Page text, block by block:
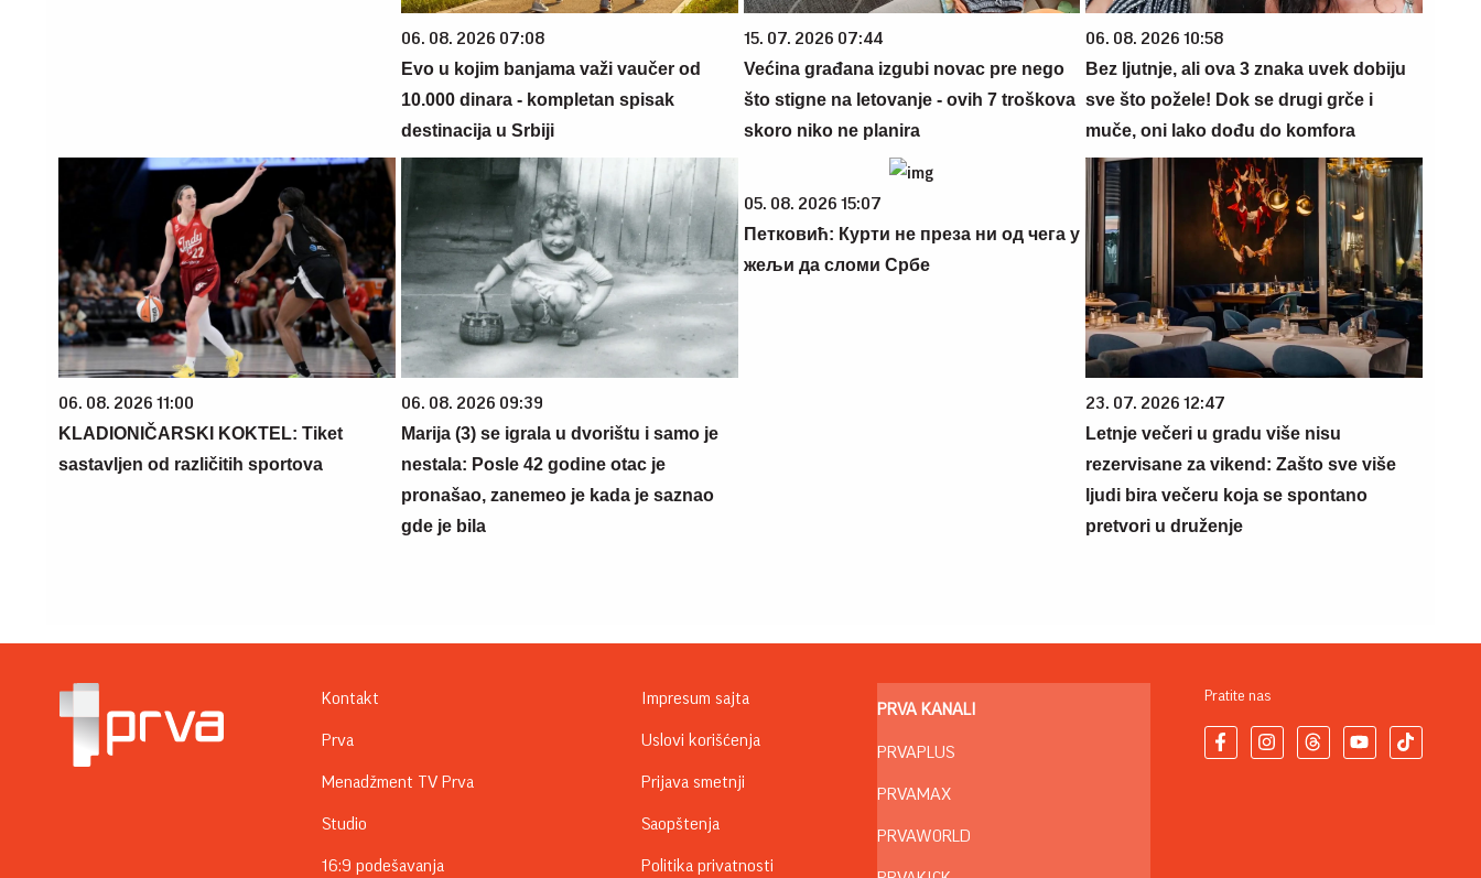
06. 08. 2026 07:08
Evo u kojim banjama važi vaučer od
10.000 dinara - kompletan spisak
destinacija u Srbiji
15. 07. 2026 07:44
Većina građana izgubi novac pre nego
što stigne na letovanje - ovih 7 troškova
skoro niko ne planira
06. 08. 2026 10:58
Bez ljutnje, ali ova 3 znaka uvek dobiju
sve što požele! Dok se drugi grče i
muče, oni lako dođu do komfora
06. 08. 2026 11:00
KLADIONIČARSKI KOKTEL: Tiket
sastavljen od različitih sportova
06. 08. 2026 09:39
Marija (3) se igrala u dvorištu i samo je
nestala: Posle 42 godine otac je
pronašao, zanemeo je kada je saznao
gde je bila
05. 08. 2026 15:07
Петковић: Курти не преза ни од чега у
жељи да сломи Србе
23. 07. 2026 12:47
Letnje večeri u gradu više nisu
rezervisane za vikend: Zašto sve više
ljudi bira večeru koja se spontano
pretvori u druženje
Kontakt
Prva
Menadžment TV Prva
Studio
16:9 podešavanja
Impresum sajta
Uslovi korišćenja
Prijava smetnji
Saopštenja
Politika privatnosti
PRVA KANALI
PRVAPLUS
PRVAMAX
PRVAWORLD
Pratite nas